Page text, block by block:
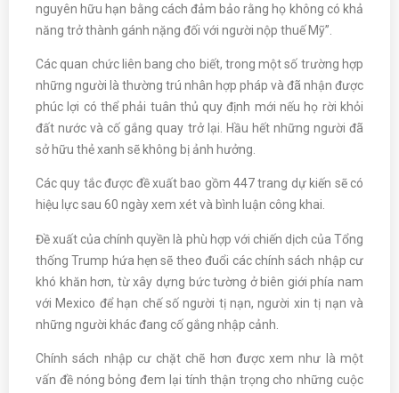
nguyên hữu hạn bằng cách đảm bảo rằng họ không có khả
năng trở thành gánh nặng đối với người nộp thuế Mỹ”.
Các quan chức liên bang cho biết, trong một số trường hợp
những người là thường trú nhân hợp pháp và đã nhận được
phúc lợi có thể phải tuân thủ quy định mới nếu họ rời khỏi
đất nước và cố gắng quay trở lại. Hầu hết những người đã
sở hữu thẻ xanh sẽ không bị ảnh hưởng.
Các quy tắc được đề xuất bao gồm 447 trang dự kiến sẽ có
hiệu lực sau 60 ngày xem xét và bình luận công khai.
Đề xuất của chính quyền là phù hợp với chiến dịch của Tổng
thống Trump hứa hẹn sẽ theo đuổi các chính sách nhập cư
khó khăn hơn, từ xây dựng bức tường ở biên giới phía nam
với Mexico để hạn chế số người tị nạn, người xin tị nạn và
những người khác đang cố gắng nhập cảnh.
Chính sách nhập cư chặt chẽ hơn được xem như là một
vấn đề nóng bỏng đem lại tính thận trọng cho những cuộc